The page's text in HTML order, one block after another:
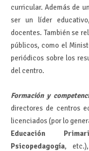
curricular. Además de
ser un líder
docentes. También se
públicos, como el
periódicos sobre los
del centro.
Formación y
directores de centros
licenciados (por lo
Educación
Psicopedagogía,